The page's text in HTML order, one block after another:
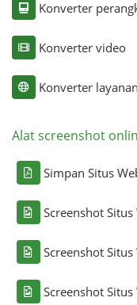
Konverter
Konverter video
Konverter
Alat screenshot
Simpan Situs
Screenshot Situs
Screenshot Situs
Screenshot Situs